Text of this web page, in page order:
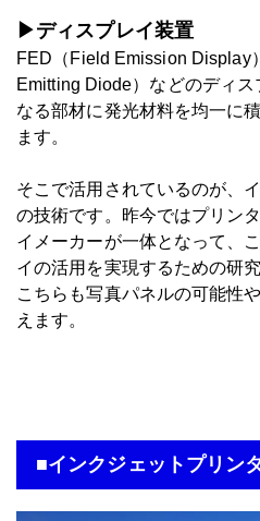
▶ディスプレイ装置
FED（Field Emission Display
Emitting Diode）などのディ
なる部材に発光材料を均一に
ます。
そこで活用されているのが、
の技術です。昨今ではプリン
イメーカーが一体となって、
イの活用を実現するための研
こちらも写真パネルの可能性
えます。
■インクジェットプリン